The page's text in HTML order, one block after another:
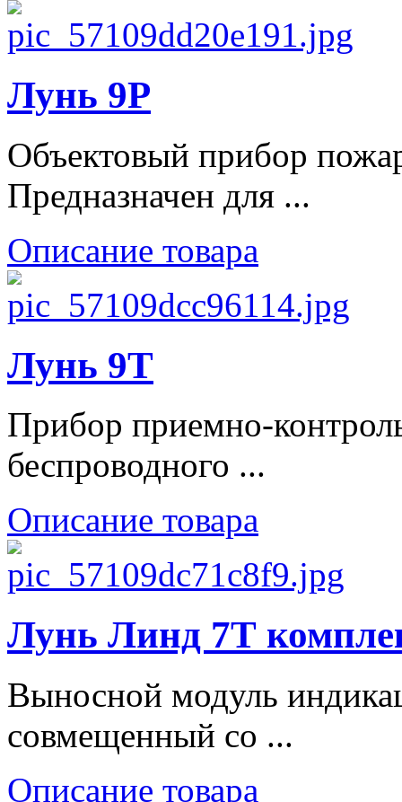
Лунь 9Р
Объектовый прибор
Предназначен для ...
Описание товара
Лунь 9Т
Прибор приемно-
беспроводного ...
Описание товара
Лунь Линд 7Т
Выносной модуль
совмещенный со ...
Описание товара